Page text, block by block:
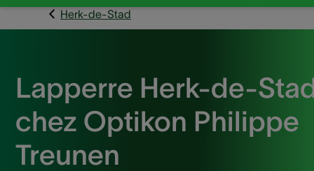
Herk-de-Stad
Lapperre Herk-de-
chez Optikon Philippe
Treunen